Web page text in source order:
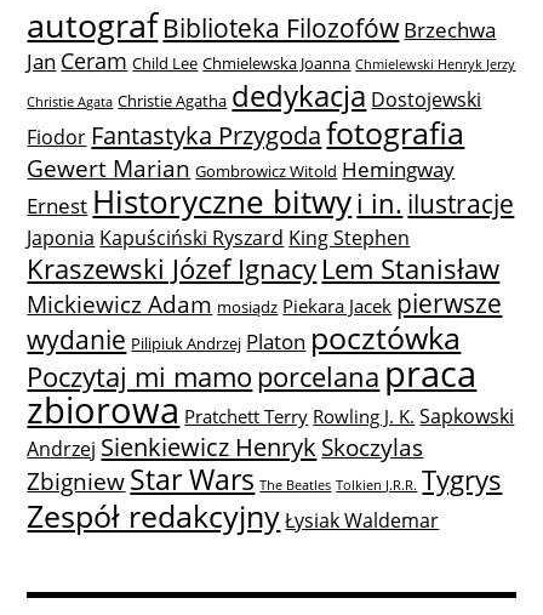
autografBiblioteka Filozofów Brzechwa
Jan Ceram Child Lee Chmielewska Joanna Chmielewski Henryk Jerzy
Christie Agata Christie Agatha dedykacja Dostojewski
Fiodor Fantastyka Przygodafotografia
Gewert Marian Gombrowicz Witold Hemingway
Ernest Historyczne bitwyi in. ilustracje
Japonia Kapuściński Ryszard King Stephen
Kraszewski Józef Ignacy Lem Stanisław
Mickiewicz Adam mosiądz Piekara Jacek pierwsze
wydanie Pilipiuk Andrzej Platon pocztówka
Poczytaj mi mamoporcelana praca
zbiorowa Pratchett Terry Rowling J. K. Sapkowski
Andrzej Sienkiewicz Henryk Skoczylas
ZbigniewStar Wars The Beatles Tolkien J.R.R. Tygrys
Zespół redakcyjny Łysiak Waldemar